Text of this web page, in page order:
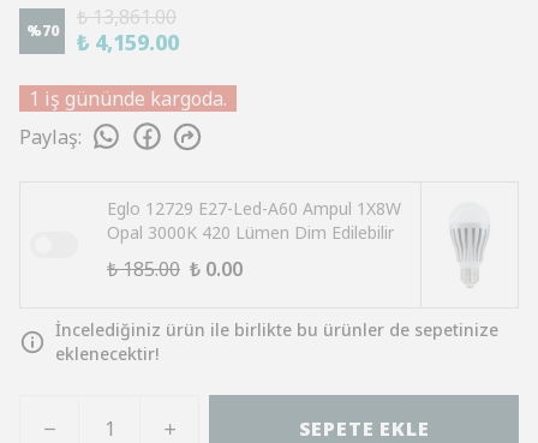
%70
₺ 13,861.00
₺ 4,159.00
1 iş gününde kargoda.
Paylaş:
Eglo 12729 E27-Led-A60 Ampul 1X8W
Opal 3000K 420 Lümen Dim Edilebilir
₺ 185.00 ₺ 0.00
İncelediğiniz ürün ile birlikte bu ürünler de sepetinize
eklenecektir!
SEPETE EKLE